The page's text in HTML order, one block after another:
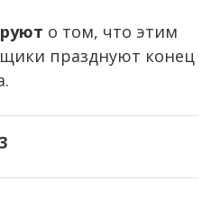
о том, что этим
празднуют конец